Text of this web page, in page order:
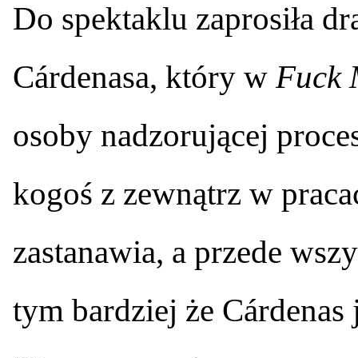
Do spektaklu zaprosiła
Cárdenasa, który wFuck
osoby nadzorującej
kogoś z zewnątrz w
zastanawia, a przede
tym bardziej że Cárdenas